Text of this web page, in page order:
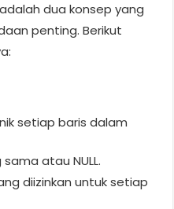
dua konsep yang
penting. Berikut
setiap baris dalam
atau NULL.
diizinkan untuk setiap